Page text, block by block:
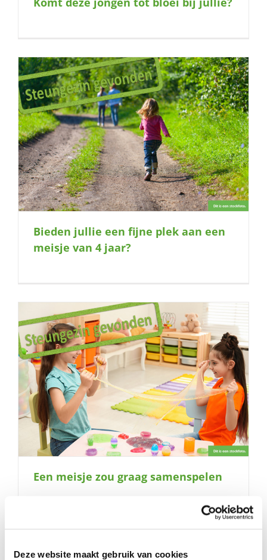
Deze website maakt gebruik van cookies
naar:
Bieden jullie een fijne plek aan een
meisje van 4 jaar?
Een meisje zou graag samenspelen